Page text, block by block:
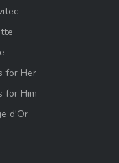
for Her
for Him
d'Or